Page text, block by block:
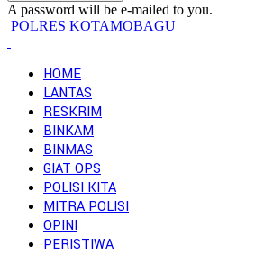
A password will be e-mailed to you.
POLRES KOTAMOBAGU
HOME
LANTAS
RESKRIM
BINKAM
BINMAS
GIAT OPS
POLISI KITA
MITRA POLISI
OPINI
PERISTIWA